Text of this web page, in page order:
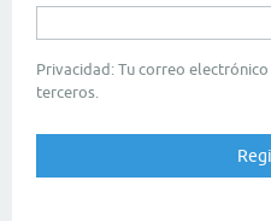
Privacidad: Tu correo
terceros.